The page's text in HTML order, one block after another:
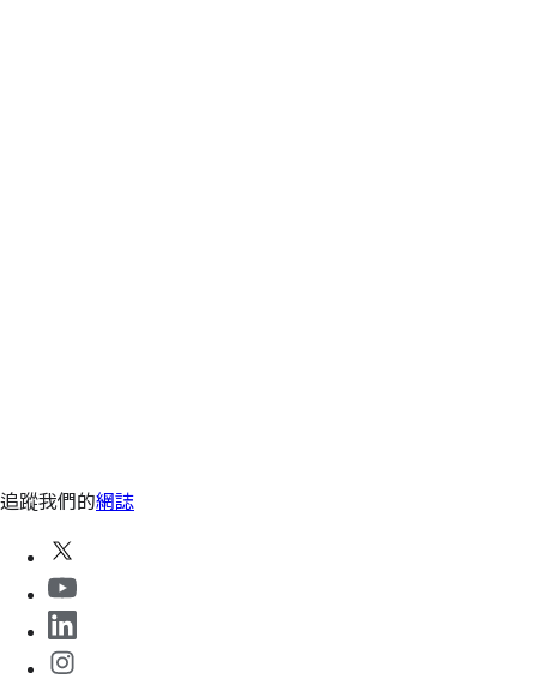
追蹤我們的網誌